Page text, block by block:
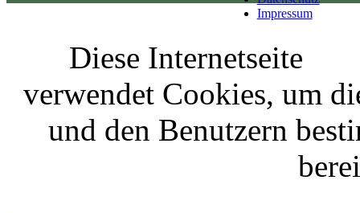
Impressum
Diese Internetseite
verwendet Cookies, um
und den Benutzern